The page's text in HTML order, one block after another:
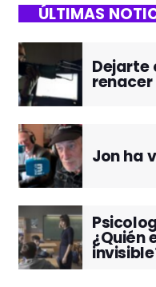
ÚLTIMAS
Dejarte
renacer
Jon ha
¿Quién